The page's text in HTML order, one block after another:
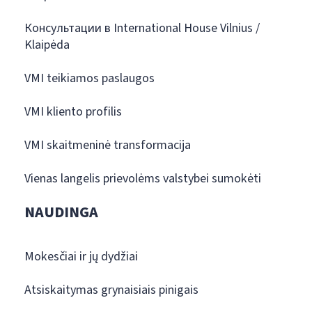
Консультации в International House Vilnius /
Klaipėda
VMI teikiamos paslaugos
VMI kliento profilis
VMI skaitmeninė transformacija
Vienas langelis prievolėms valstybei sumokėti
NAUDINGA
Mokesčiai ir jų dydžiai
Atsiskaitymas grynaisiais pinigais